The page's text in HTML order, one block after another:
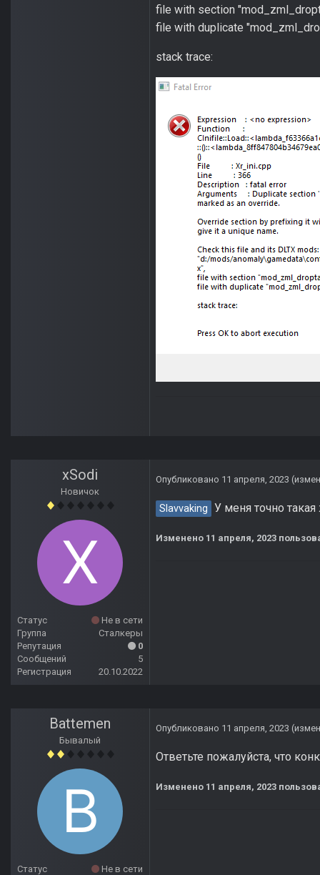
file with section
file with duplicate
stack trace:
xSodi
Новичок
Статус
Не в сети
Группа
Сталкеры
Репутация
0
Сообщений
5
Регистрация
20.10.2022
Опубликовано 11 апреля, 2023
Slavvaking У меня точно
Изменено 11 апреля, 2023
Battemen
Бывалый
Статус Не в сети
Опубликовано 11 апреля, 2023
Ответьте пожалуйста, что
Изменено 11 апреля, 2023